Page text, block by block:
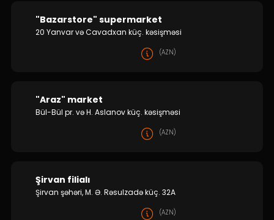
"Bazarstore" supermarket
20 Yanvar və Cavadxan küç. kəsişməsi
(AZN)
"Araz" market
Bül-Bül pr. və H. Aslanov küç. kəsişməsi
(AZN)
Şirvan filialı
Şirvan şəhəri, M. Ə. Rəsulzadə küç. 32A
(AZN)